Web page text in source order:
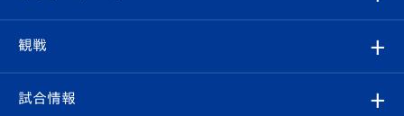
クラブ
観戦
観戦ルール
試合情報